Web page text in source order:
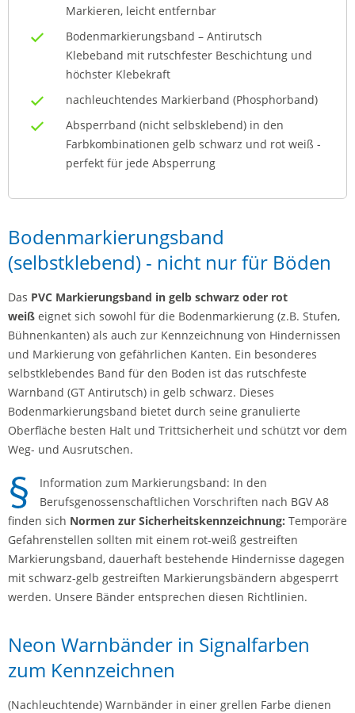
Markieren, leicht entfernbar
Bodenmarkierungsband – Antirutsch
Klebeband mit rutschfester Beschichtung und
höchster Klebekraft
nachleuchtendes Markierband (Phosphorband)
Absperrband (nicht selbsklebend) in den
Farbkombinationen gelb schwarz und rot weiß -
perfekt für jede Absperrung
Bodenmarkierungsband
(selbstklebend) - nicht nur für Böden
Das PVC Markierungsband in gelb schwarz oder rot
weiß eignet sich sowohl für die Bodenmarkierung (z.B. Stufen,
Bühnenkanten) als auch zur Kennzeichnung von Hindernissen
und Markierung von gefährlichen Kanten. Ein besonderes
selbstklebendes Band für den Boden ist das rutschfeste
Warnband (GT Antirutsch) in gelb schwarz. Dieses
Bodenmarkierungsband bietet durch seine granulierte
Oberfläche besten Halt und Trittsicherheit und schützt vor dem
Weg- und Ausrutschen.
Information zum Markierungsband: In den
Berufsgenossenschaftlichen Vorschriften nach BGV A8
finden sich Normen zur Sicherheitskennzeichnung: Temporäre
Gefahrenstellen sollten mit einem rot-weiß gestreiften
Markierungsband, dauerhaft bestehende Hindernisse dagegen
mit schwarz-gelb gestreiften Markierungsbändern abgesperrt
werden. Unsere Bänder entsprechen diesen Richtlinien.
Neon Warnbänder in Signalfarben
zum Kennzeichnen
(Nachleuchtende) Warnbänder in einer grellen Farbe dienen